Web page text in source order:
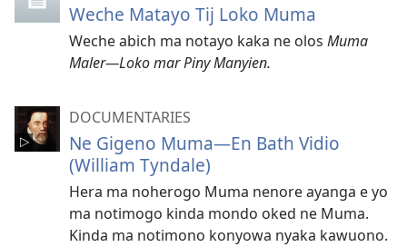
Weche Matayo Tij Loko Muma
Weche abich ma notayo kaka ne olos Muma
Maler—Loko mar Piny Manyien.
DOCUMENTARIES
Ne Gigeno Muma—En Bath Vidio
(William Tyndale)
Hera ma noherogo Muma nenore ayanga e yo
ma notimogo kinda mondo oked ne Muma.
Kinda ma notimono konyowa nyaka kawuono.